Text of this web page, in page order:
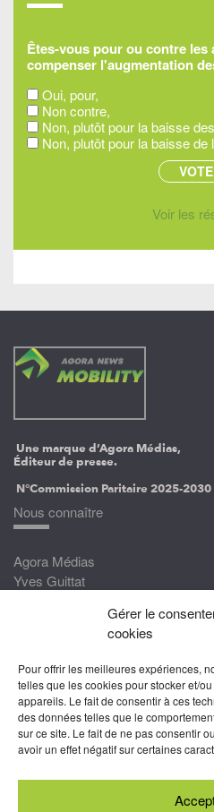
Gérer le
cookies
Pour offrir les meilleures expériences,
telles que les cookies pour stocker et/
appareils. Le fait de consentir à ces
des données telles que le
sur ce site. Le fait de ne pas consentir
avoir un effet négatif sur certaines
Êtes-vous pour ou contre les
compenser l'augmentation
Oui, pour,
Non contre,
Non, plutôt pour la baisse
Non, plutôt pour la baisse de
Voir les
Une marque d’Agora Médias,
Éditeur de presse.
N°Commission Paritaire 2025-2030
Nous connaître
Agora Médias
Yves Guittat
Devenez correspondant
Rejoignez nos experts
Devenez Partenaire
Nous suivre